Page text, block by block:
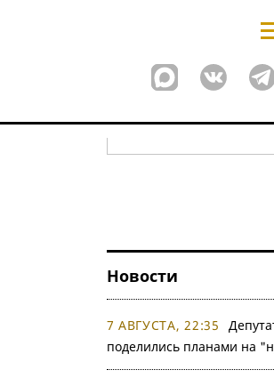
Новости
7 АВГУСТА, 22:35
поделились планами на